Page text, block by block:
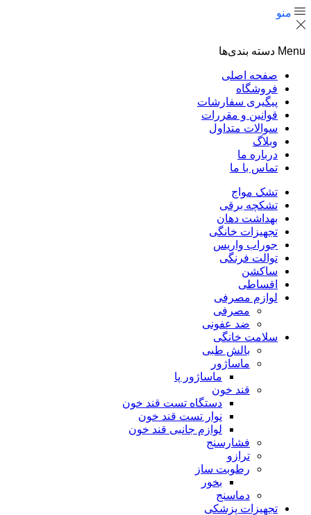
منو
Menu دسته بندی‌ها
صفحه اصلی
فروشگاه
پیگیری سفارشات
قوانین و مقررات
سوالات متداول
وبلاگ
درباره ما
تماس با ما
تشک مواج
تشکچه برقی
بهداشت دهان
تجهیزات خانگی
جوراب واریس
توالت فرنگی
ساکشن
اقساطی
لوازم مصرفی
مصرفی
ضد عفونی
سلامت خانگی
بالش طبی
ماساژور
ماساژور پا
قند خون
دستگاه تست قند خون
نوار تست قند خون
لوازم جانبی قند خون
فشارسنج
ترازو
رطوبت ساز
بخور
دماسنج
تجهیزات پزشکی